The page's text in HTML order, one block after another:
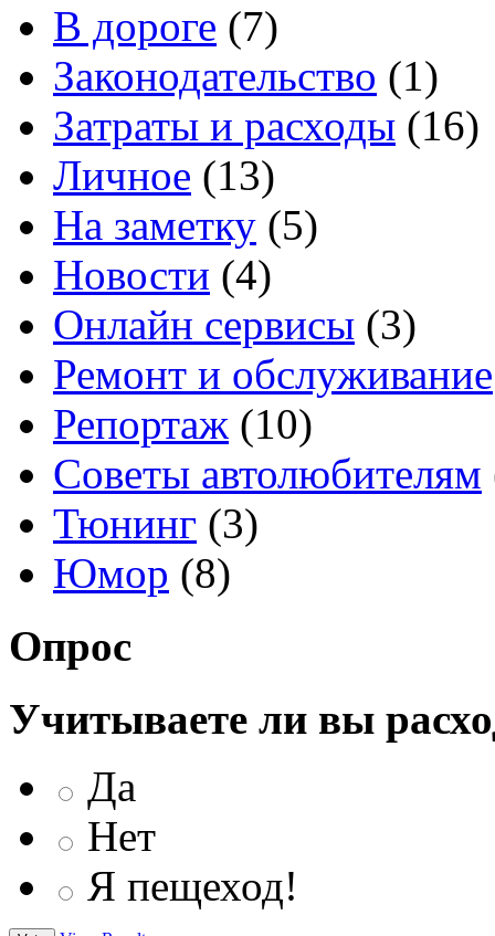
В дороге (7)
Законодательство (1)
Затраты и расходы (16)
Личное (13)
На заметку (5)
Новости (4)
Онлайн сервисы (3)
Ремонт и обслуживание
Репортаж (10)
Советы автолюбителям
Тюнинг (3)
Юмор (8)
Опрос
Учитываете ли вы
Да
Нет
Я пещеход!